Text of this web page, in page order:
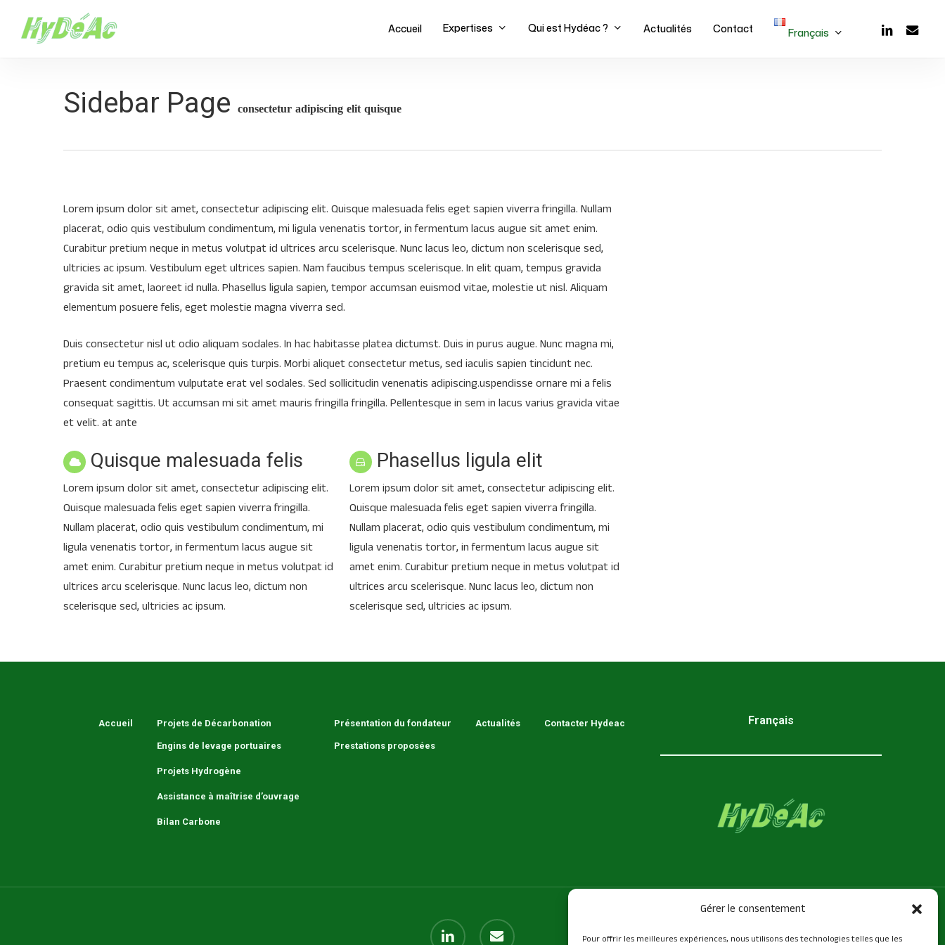
Gérer le consentement
Pour offrir les meilleures expériences, nous utilisons des technologies telles que les
Accueil Expertises Quiest Hydéac? Actualités Contact Français linkedinemail
Sidebar Page consectetur adipiscing elit quisque
Lorem ipsum dolor sit amet, consectetur adipiscing elit. Quisque malesuada felis eget sapien viverra fringilla. Nullam
placerat, odio quis vestibulum condimentum, mi ligula venenatis tortor, in fermentum lacus augue sit amet enim.
Curabitur pretium neque in metus volutpat id ultrices arcu scelerisque. Nunc lacus leo, dictum non scelerisque sed,
ultricies ac ipsum. Vestibulum eget ultrices sapien. Nam faucibus tempus scelerisque. In elit quam, tempus gravida
gravida sit amet, laoreet id nulla. Phasellus ligula sapien, tempor accumsan euismod vitae, molestie ut nisl. Aliquam
elementum posuere felis, eget molestie magna viverra sed.
Duis consectetur nisl ut odio aliquam sodales. In hac habitasse platea dictumst. Duis in purus augue. Nunc magna mi,
pretium eu tempus ac, scelerisque quis turpis. Morbi aliquet consectetur metus, sed iaculis sapien tincidunt nec.
Praesent condimentum vulputate erat vel sodales. Sed sollicitudin venenatis adipiscing.uspendisse ornare mi a felis
consequat sagittis. Ut accumsan mi sit amet mauris fringilla fringilla. Pellentesque in sem in lacus varius gravida vitae
et velit. at ante
Quisque malesuada felis
Lorem ipsum dolor sit amet, consectetur adipiscing elit.
Quisque malesuada felis eget sapien viverra fringilla.
Nullam placerat, odio quis vestibulum condimentum, mi
ligula venenatis tortor, in fermentum lacus augue sit
amet enim. Curabitur pretium neque in metus volutpat id
ultrices arcu scelerisque. Nunc lacus leo, dictum non
scelerisque sed, ultricies ac ipsum.
Phasellus ligula elit
Lorem ipsum dolor sit amet, consectetur adipiscing elit.
Quisque malesuada felis eget sapien viverra fringilla.
Nullam placerat, odio quis vestibulum condimentum, mi
ligula venenatis tortor, in fermentum lacus augue sit
amet enim. Curabitur pretium neque in metus volutpat id
ultrices arcu scelerisque. Nunc lacus leo, dictum non
scelerisque sed, ultricies ac ipsum.
Accueil Projets de Décarbonation
Engins de levage portuaires
Projets Hydrogène
Assistance à maîtrise d’ouvrage
Bilan Carbone
Présentation du fondateur
Prestations proposées
Actualités Contacter Hydeac Français
linkedin email